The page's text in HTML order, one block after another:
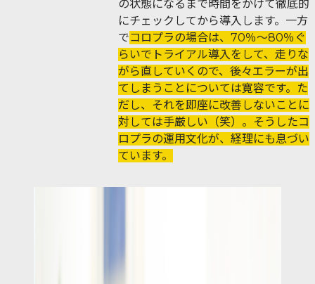
の状態になるまで時間をかけて徹底的
にチェックしてから導入します。一方
でコロプラの場合は、70％〜80％ぐ
らいでトライアル導入をして、走りな
がら直していくので、後々エラーが出
てしまうことについては寛容です。た
だし、それを即座に改善しないことに
対しては手厳しい（笑）。そうしたコ
ロプラの運用文化が、経理にも息づい
ています。